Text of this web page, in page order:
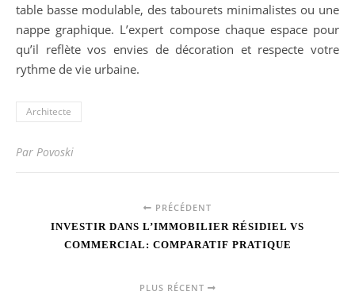
table basse modulable, des tabourets minimalistes ou une
nappe graphique. L’expert compose chaque espace pour
qu’il reflète vos envies de décoration et respecte votre
rythme de vie urbaine.
Architecte
Par Povoski
PRÉCÉDENT
INVESTIR DANS L’IMMOBILIER RÉSIDIEL VS
COMMERCIAL: COMPARATIF PRATIQUE
PLUS RÉCENT